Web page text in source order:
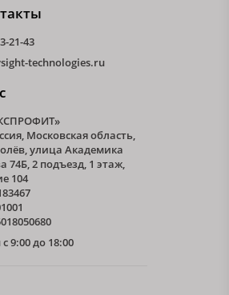
21-43
technologies.ru
Московская область,
улица Академика
74Б, 2 подъезд, 1 этаж,
104
9:00 до 18:00